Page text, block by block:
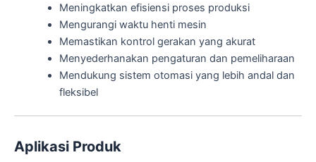
Meningkatkan efisiensi proses produksi
Mengurangi waktu henti mesin
Memastikan kontrol gerakan yang akurat
Menyederhanakan pengaturan dan pemeliharaan
Mendukung sistem otomasi yang lebih andal dan
fleksibel
Aplikasi Produk